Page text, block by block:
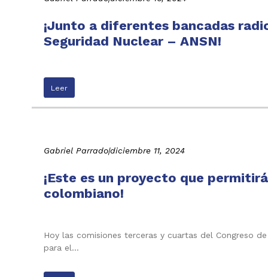
¡Junto a diferentes bancadas
Seguridad Nuclear – ANSN!
Leer
Gabriel Parrado|diciembre 11, 2024
¡Este es un proyecto que
colombiano!
Hoy las comisiones terceras y cuartas del Congreso
para el…